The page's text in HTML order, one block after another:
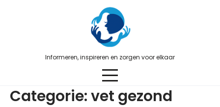
Informeren, inspireren en zorgen voor elkaar
Categorie:vet gezond